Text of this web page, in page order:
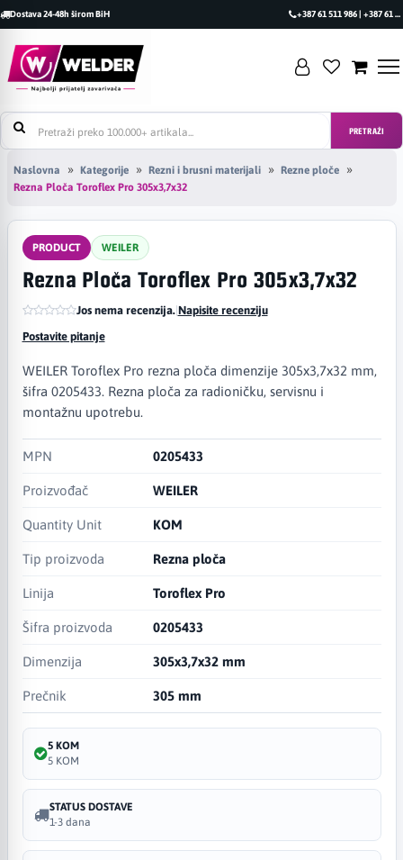
Dostava 24-48h širom BiH +387 61 511 986 | +387 61 493 470
PRETRAŽI
Naslovna Kategorije Rezni i brusni materijali
Rezne ploče
Rezna Ploča Toroflex Pro 305x3,7x32
PRODUCT WEILER
Rezna Ploča Toroflex Pro 305x3,7x32
Jos nema recenzija.|Napisite recenziju
Postavite pitanje
WEILER Toroflex Pro rezna ploča dimenzije 305x3,7x32 mm,
šifra 0205433. Rezna ploča za radioničku, servisnu i
montažnu upotrebu.
MPN 0205433
Proizvođač WEILER
Quantity Unit KOM
Tip proizvoda Rezna ploča
Linija Toroflex Pro
Šifra proizvoda 0205433
Dimenzija 305x3,7x32 mm
Prečnik 305 mm
5 KOM
5 KOM
STATUS DOSTAVE
1-3 dana